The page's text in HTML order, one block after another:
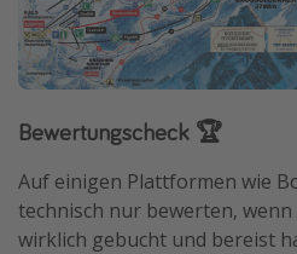
Bewertungscheck 🏆
Auf einigen Plattformen wie
technisch nur bewerten,
wirklich gebucht und bereist